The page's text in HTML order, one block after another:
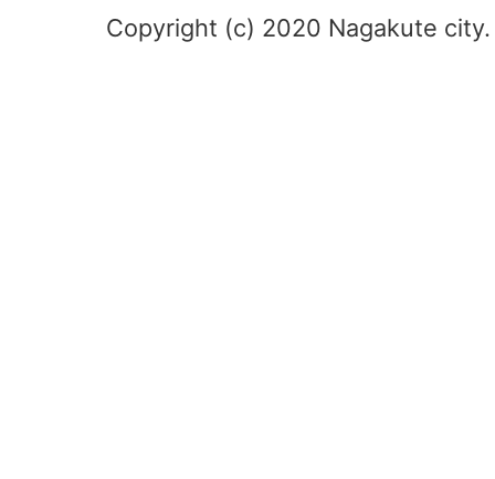
Copyright (c) 2020 Nagakute